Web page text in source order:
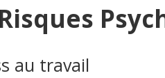
au travail